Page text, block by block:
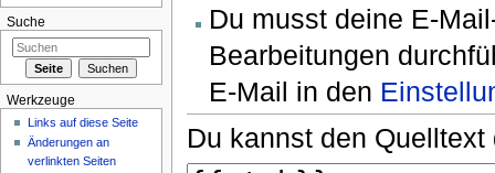
Du musst deine E-
Bearbeitungen
E-Mail in den
Du kannst den
Suche
Werkzeuge
Links auf diese Seite
Änderungen an
verlinkten Seiten